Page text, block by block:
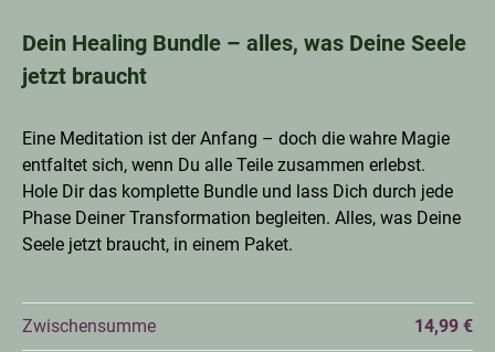
Dein Healing Bundle – alles, was Deine Seele
jetzt braucht
Eine Meditation ist der Anfang – doch die wahre Magie
entfaltet sich, wenn Du alle Teile zusammen erlebst.
Hole Dir das komplette Bundle und lass Dich durch jede
Phase Deiner Transformation begleiten. Alles, was Deine
Seele jetzt braucht, in einem Paket.
Zwischensumme 14,99 €